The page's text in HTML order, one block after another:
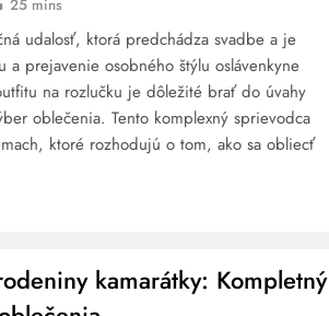
25 mins
udalosť, ktorá predchádza svadbe a je
a prejavenie osobného štýlu oslávenkyne
na rozlučku je dôležité brať do úvahy
oblečenia. Tento komplexný sprievodca
ktoré rozhodujú o tom, ako sa obliecť
kamarátky: Kompletný